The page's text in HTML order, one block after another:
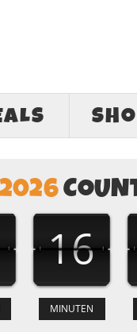
2026
16